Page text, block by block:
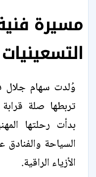
مسيرة
التسعينيات
وُلدت سهام جلال
تربطها صلة
بدأت رحلتها
السياحة
الأزياء الراقية.